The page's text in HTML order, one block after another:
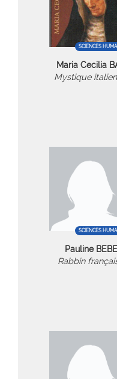
SCIENCES
Maria Cecilia
Mystique
SCIENCES
Pauline BEBE
Rabbin